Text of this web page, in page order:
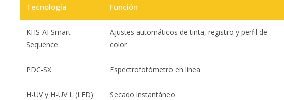
Tecnología Función
KHS-AI Smart
Sequence
Ajustes automáticos de tinta, registro y perfil de
color
PDC-SX Espectrofotómetro en línea
H-UV y H-UV L (LED) Secado instantáneo